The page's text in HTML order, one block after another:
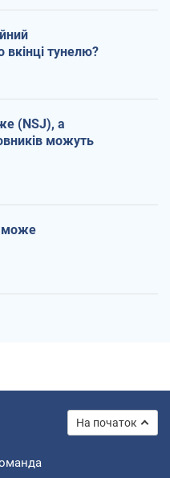
вкінці тунелю?
(NSJ), а
можуть
може
На початок